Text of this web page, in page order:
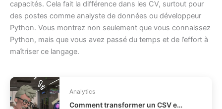
capacités. Cela fait la différence dans les CV, surtout pour
des postes comme analyste de données ou développeur
Python. Vous montrez non seulement que vous connaissez
Python, mais que vous avez passé du temps et de l’effort à
maîtriser ce langage.
Analytics
Comment transformer un CSV en rapport exécutif ?